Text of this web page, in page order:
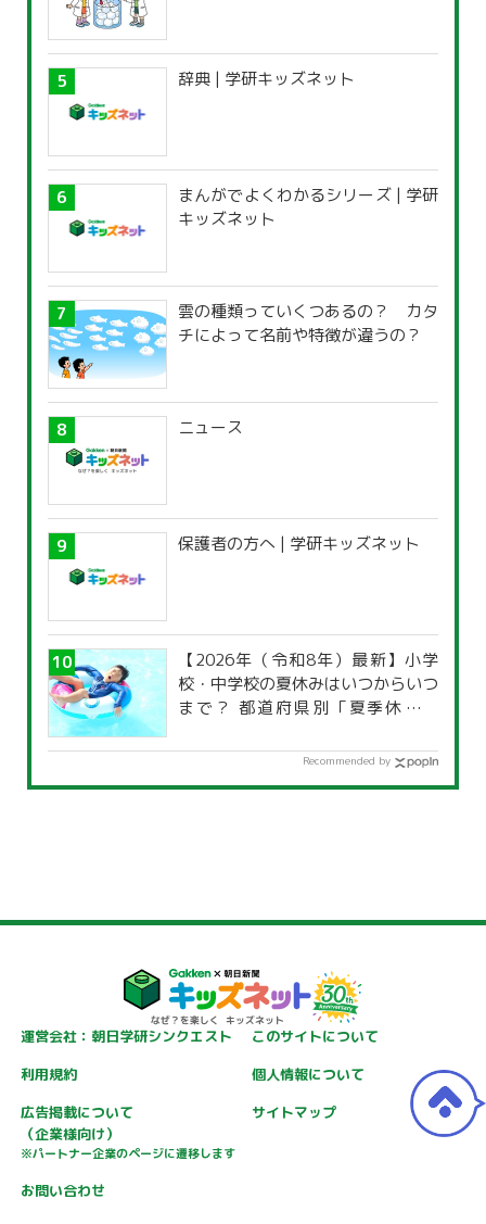
辞典 | 学研キッズネット
まんがでよくわかるシリーズ | 学研
キッズネット
雲の種類っていくつあるの？ カタ
チによって名前や特徴が違うの？
ニュース
保護者の方へ | 学研キッズネット
【2026年（令和8年）最新】小学
校・中学校の夏休みはいつからいつ
まで？ 都道府県別「夏季休暇一
Recommended by
運営会社：朝日学研シンクエスト
このサイトについて
利用規約
個人情報について
広告掲載について
（企業様向け）
※パートナー企業のページに遷移します
サイトマップ
お問い合わせ